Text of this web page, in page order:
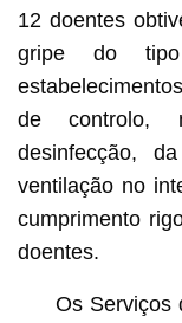
12 doentes
gripe do
de controlo,
desinfecção,
ventilação no
cumprimento
doentes.
Os Serviços